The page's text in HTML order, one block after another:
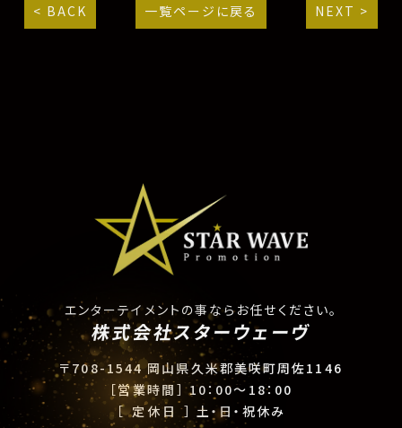
< BACK 一覧ページに戻る NEXT >
エンターテイメントの事ならお任せください。
株式会社スターウェーヴ
〒708-1544 岡山県久米郡美咲町周佐1146
［営業時間］ 10：00〜18：00
［ 定休日 ］ 土・日・祝休み